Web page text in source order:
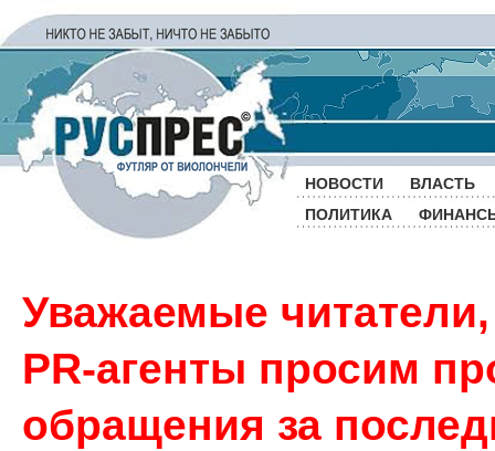
НОВОСТИ
ВЛАСТЬ
ПОЛИТИКА
Уважаемые
PR-агенты просим
обращения за